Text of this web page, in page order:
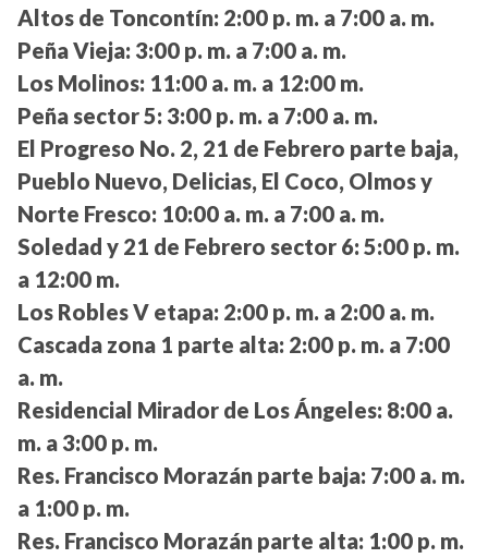
Altos de Toncontín: 2:00 p. m. a 7:00 a. m.
Peña Vieja: 3:00 p. m. a 7:00 a. m.
Los Molinos: 11:00 a. m. a 12:00 m.
Peña sector 5: 3:00 p. m. a 7:00 a. m.
El Progreso No. 2, 21 de Febrero parte baja,
Pueblo Nuevo, Delicias, El Coco, Olmos y
Norte Fresco: 10:00 a. m. a 7:00 a. m.
Soledad y 21 de Febrero sector 6: 5:00 p. m.
a 12:00 m.
Los Robles V etapa: 2:00 p. m. a 2:00 a. m.
Cascada zona 1 parte alta: 2:00 p. m. a 7:00
a. m.
Residencial Mirador de Los Ángeles: 8:00 a.
m. a 3:00 p. m.
Res. Francisco Morazán parte baja: 7:00 a. m.
a 1:00 p. m.
Res. Francisco Morazán parte alta: 1:00 p. m.